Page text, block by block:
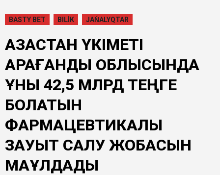
BASTY BET BILİK JAŃALYQTAR
ҚАЗАҚСТАН ҮКІМЕТІ
ҚАРАҒАНДЫ ОБЛЫСЫНДА
ҚҰНЫ 42,5 МЛРД ТЕҢГЕ
БОЛАТЫН
ФАРМАЦЕВТИКАЛЫҚ
ЗАУЫТ САЛУ ЖОБАСЫН
МАҚҰЛДАДЫ